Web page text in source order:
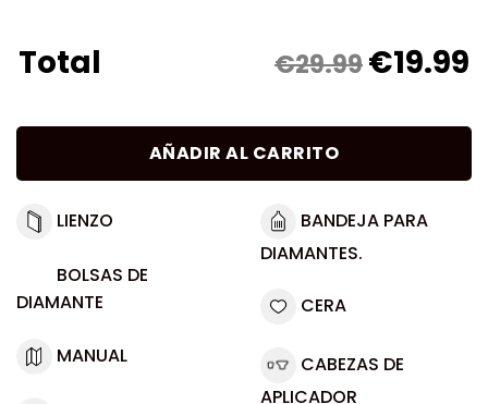
Total €29.99€19.99
AÑADIR AL CARRITO
LIENZO
BOLSAS DE
DIAMANTE
MANUAL
BANDEJA PARA
DIAMANTES.
CERA
CABEZAS DE
APLICADOR